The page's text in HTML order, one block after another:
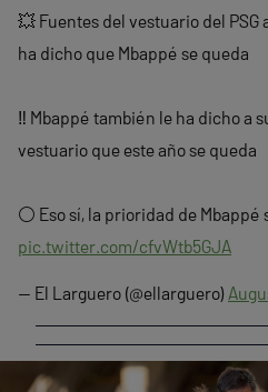
💥 Fuentes del vestuario del
ha dicho que Mbappé se queda
‼️ Mbappé también le ha dicho a
vestuario que este año se queda
⚪️ Eso sí, la prioridad de
pic.twitter.com/cfvWtb5GJA
— El Larguero (@ellarguero)